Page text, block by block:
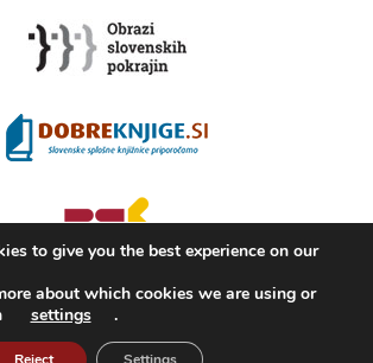
©KAMRA, Production: TrueCAD d.o.o.
to give you the best experience on our
about which cookies we are using or
settings .